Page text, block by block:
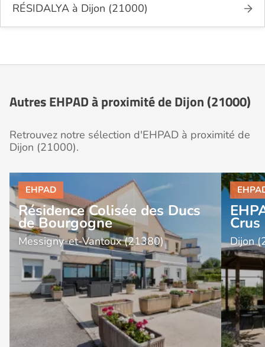
RÉSIDALYA à Dijon (21000)
Autres EHPAD à proximité de Dijon (21000)
Retrouvez notre sélection d'EHPAD à proximité de
Dijon (21000).
Résidence Colisée des Ducs
de Bourgogne
Messigny-et-Vantoux (21380)
Crus
Dijon